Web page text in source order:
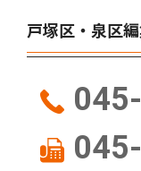
戸塚区・泉区